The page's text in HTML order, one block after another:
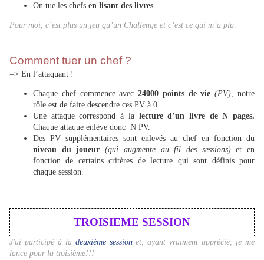
On tue les chefs en lisant des livres.
Pour moi, c’est plus un jeu qu’un Challenge et c’est ce qui m’a plu.
Comment tuer un chef ?
=> En l’attaquant !
Chaque chef commence avec24000 points de vie (PV), notre
rôle est de faire descendre ces PV à 0.
Une attaque correspond à la lecture d’un livre de N pages.
Chaque attaque enlève donc N PV.
Des PV supplémentaires sont enlevés au chef en fonction du
niveau du joueur
(qui augmente au fil des sessions)et en
fonction de certains critères de lecture qui sont définis pour
chaque session.
TROISIEME SESSION
J'ai participé à la deuxième sessionet, ayant vraiment apprécié, je me
lance pour la troisième!!!